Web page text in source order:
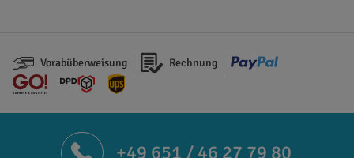
Vorabüberweisung Rechnung
+49 651 / 46 27 79 80